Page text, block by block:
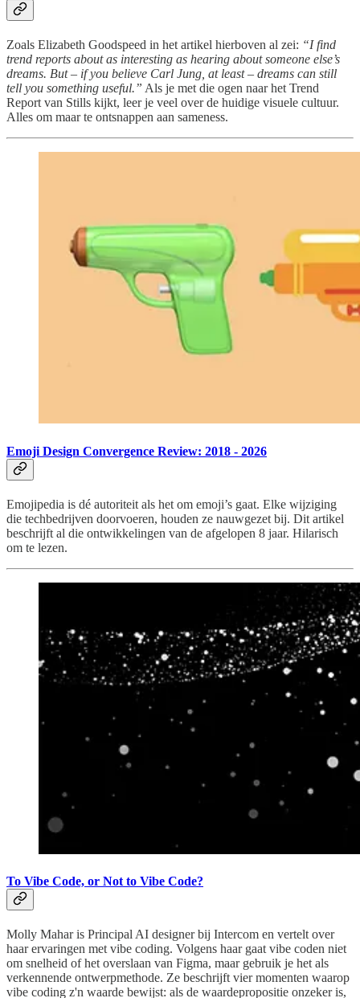
Zoals Elizabeth Goodspeed in het artikel hierboven al zei: “I find
trend reports about as interesting as hearing about someone else’s
dreams. But – if you believe Carl Jung, at least – dreams can still
tell you something useful.” Als je met die ogen naar het Trend
Report van Stills kijkt, leer je veel over de huidige visuele cultuur.
Alles om maar te ontsnappen aan sameness.
Emoji Design Convergence Review: 2018 - 2026
Emojipedia is dé autoriteit als het om emoji’s gaat. Elke wijziging
die techbedrijven doorvoeren, houden ze nauwgezet bij. Dit artikel
beschrijft al die ontwikkelingen van de afgelopen 8 jaar. Hilarisch
om te lezen.
To Vibe Code, or Not to Vibe Code?
Molly Mahar is Principal AI designer bij Intercom en vertelt over
haar ervaringen met vibe coding. Volgens haar gaat vibe coden niet
om snelheid of het overslaan van Figma, maar gebruik je het als
verkennende ontwerpmethode. Ze beschrijft vier momenten waarop
vibe coding z'n waarde bewijst: als de waardepropositie onzeker is,